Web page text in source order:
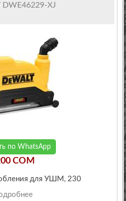
DWE46229-XJ
по WhatsApp
COM
для УШМ, 230